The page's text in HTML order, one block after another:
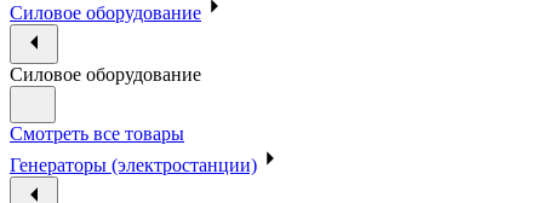
Силовое оборудование
Силовое оборудование
Смотреть все товары
Генераторы (электростанции)